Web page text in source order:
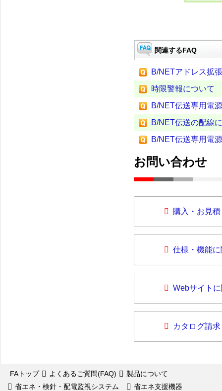
関連するFAQ
B/NETアドレス拡
時限警報について
B/NET伝送専用電
B/NET伝送の配線
B/NET伝送専用電
お問い合わせ
購入・お見
仕様・機能
Webサイト
カタログ請求
FAトップ よくあるご質問(FAQ)
製品について
省エネ・検針・配電監視システム
省エネ支援機器